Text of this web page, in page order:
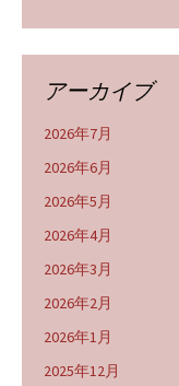
アーカイブ
2026年7月
2026年6月
2026年5月
2026年4月
2026年3月
2026年2月
2026年1月
2025年12月